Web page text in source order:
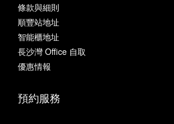
條款與細則
順豐站地址
智能櫃地址
長沙灣 Office 自取
優惠情報
預約服務